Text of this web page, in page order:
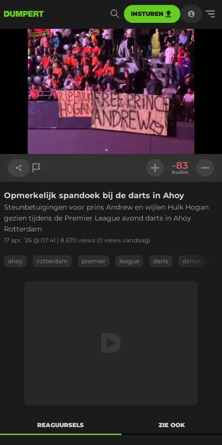
INSTUREN
Link kopiëren
-83
kudos
Opmerkelijk spandoek bij de darts in Ahoy
Steunbetuigingen voor prins Andrew en wijlen Hulk Hogan
gezien tijdens de Premier League avond darts in Ahoy
Rotterdam
17 apr. '26 @ 07:41 | 8.670 views (0 views vandaag)
ahoy rotterdam premier league darts darten
REAGUURSELS ZIE OOK